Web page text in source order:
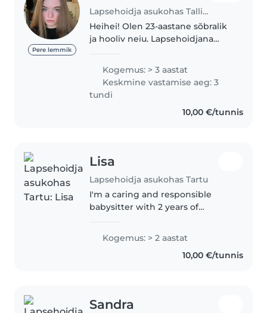
Pere lemmik
Lapsehoidja asukohas Tallinn
Heihei! Olen 23-aastane sõbralik
ja hooliv neiu. Lapsehoidjana
toas erinevaid mänge mängida
või joonistada/lugeda..
Kogemus: > 3 aastat
Keskmine vastamise aeg: 3
tundi
10,00 €/tunnis
Lisa
Lapsehoidja asukohas Tartu
I'm a caring and responsible
babysitter with 2 years of
gradeschoolers. I'm comfortable
with pets, cooking, chores, and..
Kogemus: > 2 aastat
10,00 €/tunnis
Sandra